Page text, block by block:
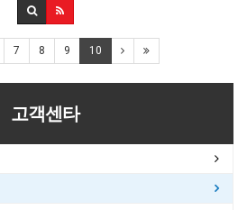
7 8 9 10
고객센타